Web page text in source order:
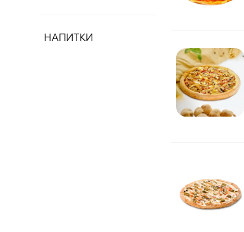
НАПИТКИ